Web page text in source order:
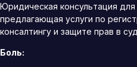
Юридическая консультация для
предлагающая услуги по
консалтингу и защите прав в
Боль: